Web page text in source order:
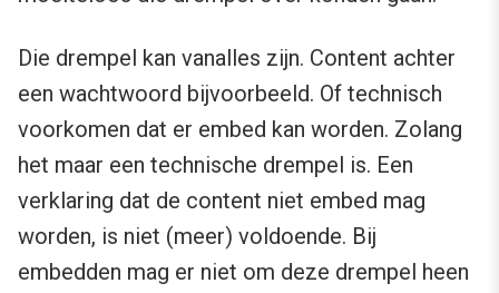
Die drempel kan vanalles zijn. Content achter
een wachtwoord bijvoorbeeld. Of technisch
voorkomen dat er embed kan worden. Zolang
het maar een technische drempel is. Een
verklaring dat de content niet embed mag
worden, is niet (meer) voldoende. Bij
embedden mag er niet om deze drempel heen